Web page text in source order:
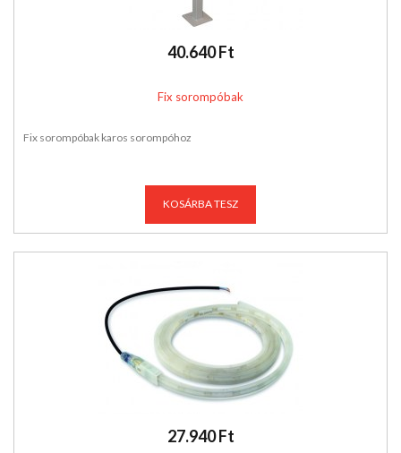
40.640 Ft
Fix sorompóbak
Fix sorompóbak karos sorompóhoz
KOSÁRBA TESZ
27.940 Ft